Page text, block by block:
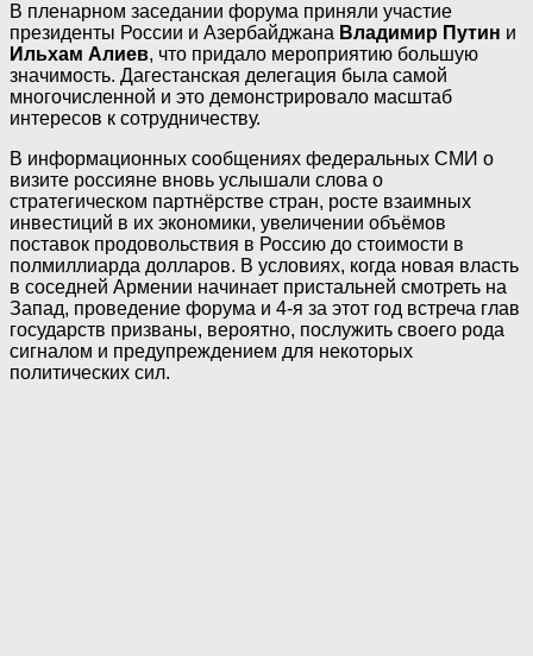
В пленарном заседании форума приняли участие
президенты России и Азербайджана Владимир Путин и
Ильхам Алиев, что придало мероприятию большую
значимость. Дагестанская делегация была самой
многочисленной и это демонстрировало масштаб
интересов к сотрудничеству.
В информационных сообщениях федеральных СМИ о
визите россияне вновь услышали слова о
стратегическом партнёрстве стран, росте взаимных
инвестиций в их экономики, увеличении объёмов
поставок продовольствия в Россию до стоимости в
полмиллиарда долларов. В условиях, когда новая власть
в соседней Армении начинает пристальней смотреть на
Запад, проведение форума и 4-я за этот год встреча глав
государств призваны, вероятно, послужить своего рода
сигналом и предупреждением для некоторых
политических сил.